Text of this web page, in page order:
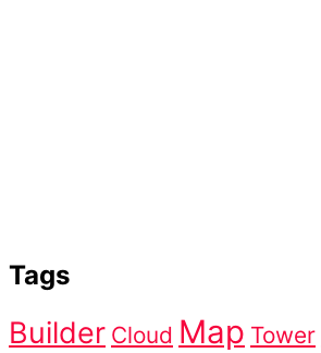
Tags
Builder Cloud Map Tower